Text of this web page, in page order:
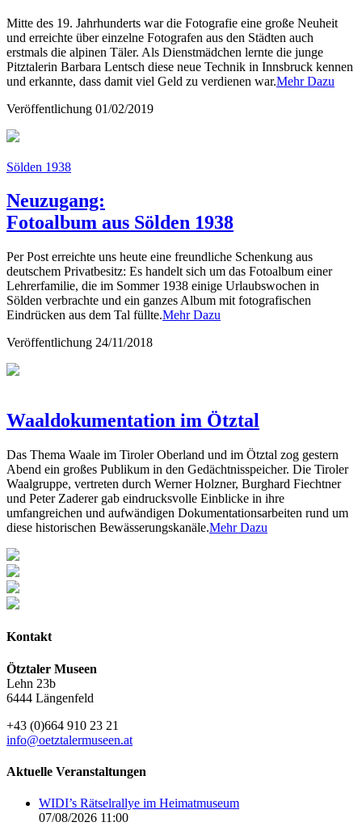
Mitte des 19. Jahrhunderts war die Fotografie eine große Neuheit
und erreichte über einzelne Fotografen aus den Städten auch
erstmals die alpinen Täler. Als Dienstmädchen lernte die junge
Pitztalerin Barbara Lentsch diese neue Technik in Innsbruck kennen
und erkannte, dass damit viel Geld zu verdienen war.Mehr Dazu
Veröffentlichung 01/02/2019
Sölden 1938
Neuzugang:
Fotoalbum aus Sölden 1938
Per Post erreichte uns heute eine freundliche Schenkung aus
deutschem Privatbesitz: Es handelt sich um das Fotoalbum einer
Lehrerfamilie, die im Sommer 1938 einige Urlaubswochen in
Sölden verbrachte und ein ganzes Album mit fotografischen
Eindrücken aus dem Tal füllte.Mehr Dazu
Veröffentlichung 24/11/2018
Waaldokumentation im Ötztal
Das Thema Waale im Tiroler Oberland und im Ötztal zog gestern
Abend ein großes Publikum in den Gedächtnisspeicher. Die Tiroler
Waalgruppe, vertreten durch Werner Holzner, Burghard Fiechtner
und Peter Zaderer gab eindrucksvolle Einblicke in ihre
umfangreichen und aufwändigen Dokumentationsarbeiten rund um
diese historischen Bewässerungskanäle.Mehr Dazu
Kontakt
Ötztaler Museen
Lehn 23b
6444 Längenfeld
+43 (0)664 910 23 21
info@oetztalermuseen.at
Aktuelle Veranstaltungen
WIDI’s Rätselrallye im Heimatmuseum
07/08/2026 11:00